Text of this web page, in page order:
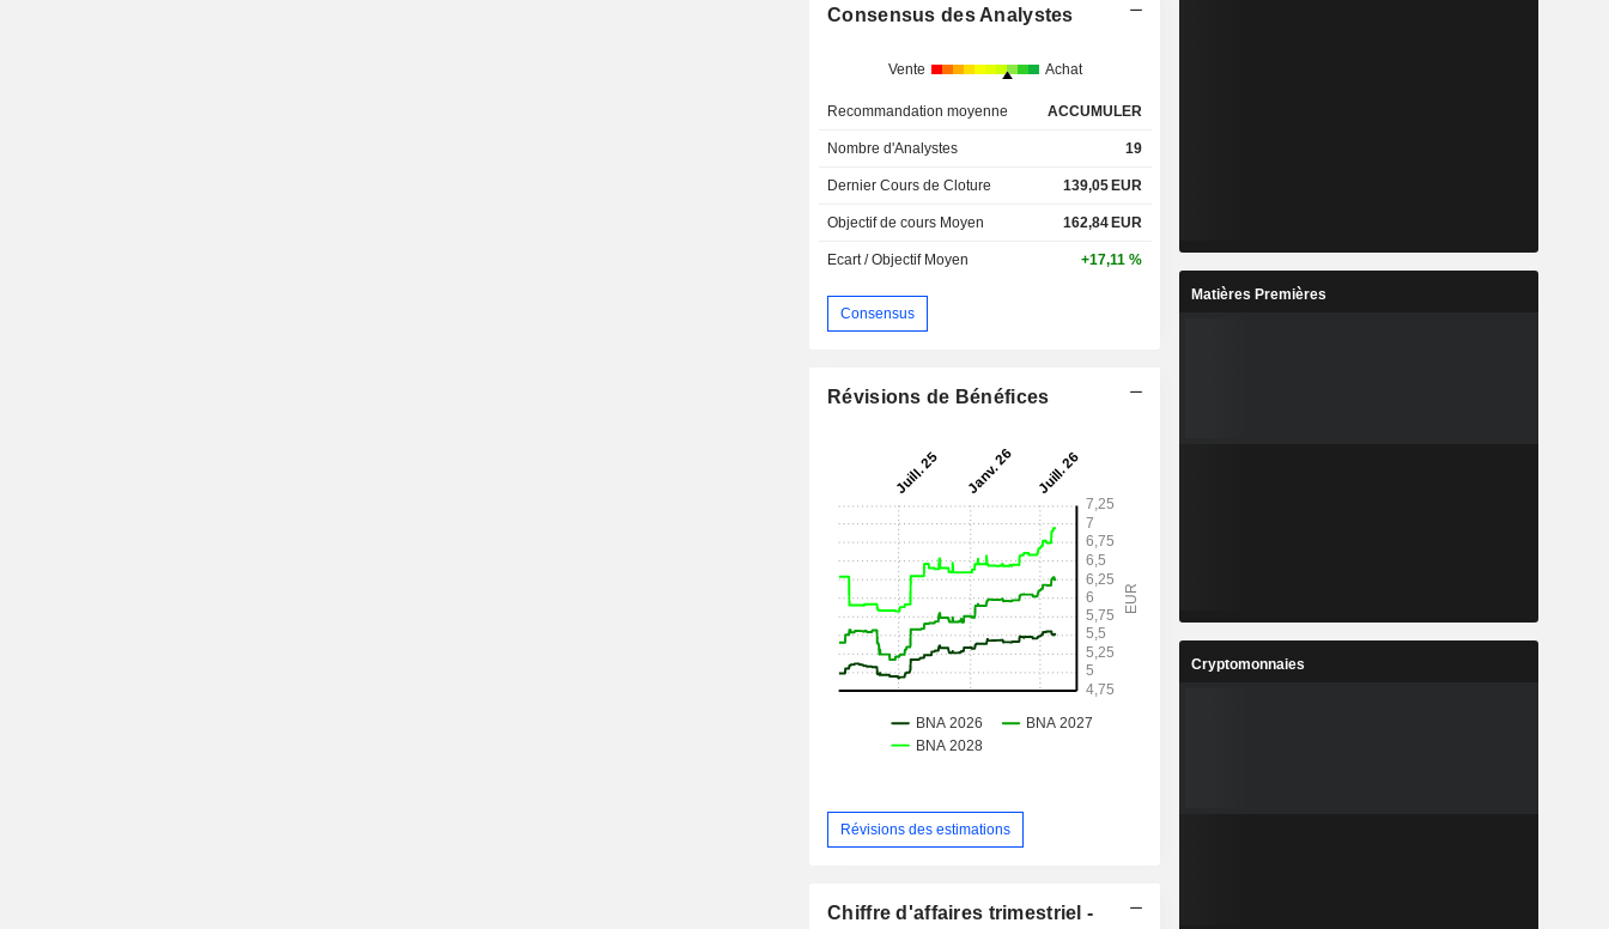
Consensus des Analystes
Vente Achat
Recommandation moyenne ACCUMULER
Nombre d'Analystes 19
Dernier Cours de Cloture 139,05 EUR
Objectif de cours Moyen 162,84 EUR
Ecart / Objectif Moyen +17,11 %
Consensus
Révisions de Bénéfices
Révisions des estimations
Chiffre d'affaires trimestriel -
Matières Premières
Cryptomonnaies